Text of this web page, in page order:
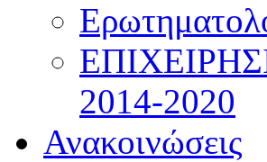
2014-2020
Ανακοινώσεις